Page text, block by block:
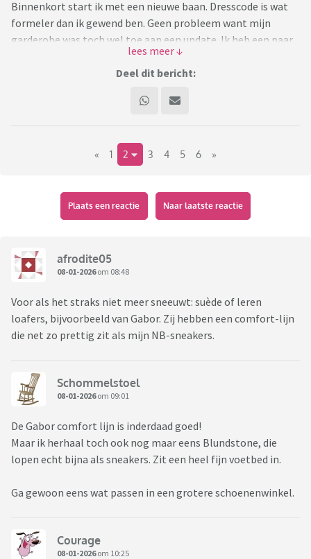
Binnenkort start ik met een nieuwe baan. Dresscode is wat
formeler dan ik gewend ben. Geen probleem want mijn
garderobe was toch wel toe aan een update. Ik heb een paar
nette outfits gekocht maar loop er nu tegen aan dat ik
weinig nette schoenen heb.
lopen. Tegenwoordig niet meer. En de laatste jaren heb ik
dan ook voornamelijk sneakers gedragen naar werk of
sketchers. Ik ben nu op zoek naar schoenen die en
comfortabel zitten en er netjes uitzien. Ik wil ze dragen
schoenenwinkel geweest maar het lijkt alsof schoenen of
comfortabel zijn of netjes, maar niet beide. Wie weet heeft
hier iemand de gouden tip voor nette comfortabele
Deel dit bericht:
« 1 2 3 4 5 6 »
Plaats een reactie Naar laatste reactie
afrodite05
08-01-2026om 08:48
Voor als het straks niet meer sneeuwt: suède of leren
loafers, bijvoorbeeld van Gabor. Zij hebben een comfort-lijn
die net zo prettig zit als mijn NB-sneakers.
Schommelstoel
08-01-2026om 09:01
De Gabor comfort lijn is inderdaad goed!
Maar ik herhaal toch ook nog maar eens Blundstone, die
lopen echt bijna als sneakers. Zit een heel fijn voetbed in.
Ga gewoon eens wat passen in een grotere schoenenwinkel.
Courage
08-01-2026om 10:25